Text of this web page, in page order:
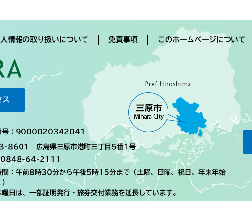
情報の取り扱いについて 免責事項 このホームページについて
ス
号：9000020342041
8601 広島県三原市港町三丁目5番1号
0848-64-2111
間：午前8時30分から午後5時15分まで（土曜、日曜、祝日、年末年始
曜日は、一部証明発行・旅券交付業務を延長しています。